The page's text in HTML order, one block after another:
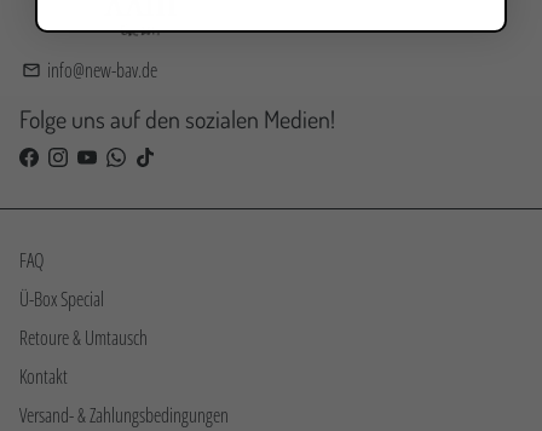
email info@new-bav.de
Folge uns auf den sozialen Medien!
FAQ
Ü-Box Special
Retoure & Umtausch
Kontakt
Versand- & Zahlungsbedingungen